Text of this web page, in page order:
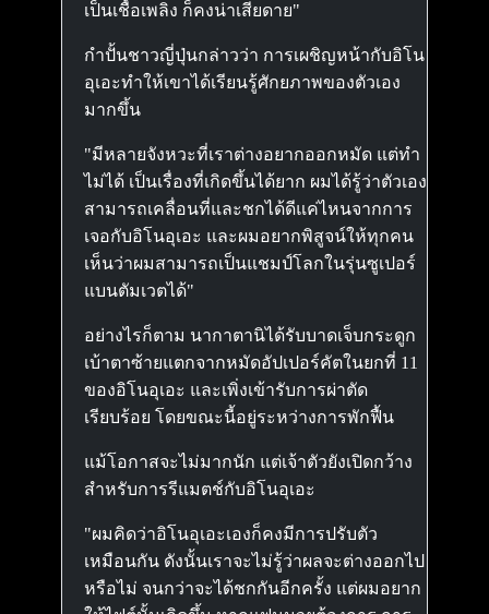
เป็นเชื้อเพลิง ก็คงน่าเสียดาย"
กำปั้นชาวญี่ปุ่นกล่าวว่า การเผชิญหน้ากับอิโน
อุเอะทำให้เขาได้เรียนรู้ศักยภาพของตัวเอง
มากขึ้น
"มีหลายจังหวะที่เราต่างอยากออกหมัด แต่ทำ
ไม่ได้ เป็นเรื่องที่เกิดขึ้นได้ยาก ผมได้รู้ว่าตัวเอง
สามารถเคลื่อนที่และชกได้ดีแค่ไหนจากการ
เจอกับอิโนอุเอะ และผมอยากพิสูจน์ให้ทุกคน
เห็นว่าผมสามารถเป็นแชมป์โลกในรุ่นซูเปอร์
แบนตัมเวตได้"
อย่างไรก็ตาม นากาตานิได้รับบาดเจ็บกระดูก
เบ้าตาซ้ายแตกจากหมัดอัปเปอร์คัตในยกที่ 11
ของอิโนอุเอะ และเพิ่งเข้ารับการผ่าตัด
เรียบร้อย โดยขณะนี้อยู่ระหว่างการพักฟื้น
แม้โอกาสจะไม่มากนัก แต่เจ้าตัวยังเปิดกว้าง
สำหรับการรีแมตช์กับอิโนอุเอะ
"ผมคิดว่าอิโนอุเอะเองก็คงมีการปรับตัว
เหมือนกัน ดังนั้นเราจะไม่รู้ว่าผลจะต่างออกไป
หรือไม่ จนกว่าจะได้ชกกันอีกครั้ง แต่ผมอยาก